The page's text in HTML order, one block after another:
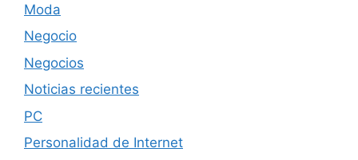
Moda
Negocio
Negocios
Noticias recientes
PC
Personalidad de Internet